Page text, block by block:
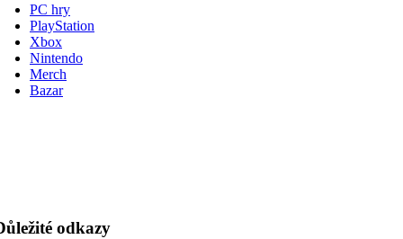
PC hry
PlayStation
Xbox
Nintendo
Merch
Bazar
odkazy